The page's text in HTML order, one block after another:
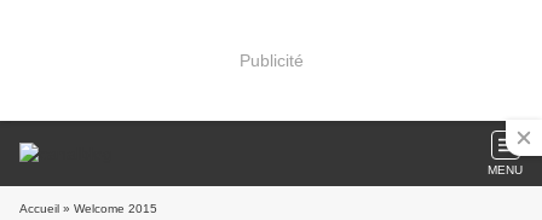
Publicité
MENU
Accueil » Welcome 2015